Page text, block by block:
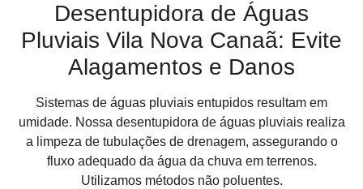
Desentupidora de Águas
Pluviais Vila Nova Canaã: Evite
Alagamentos e Danos
Sistemas de águas pluviais entupidos resultam em
umidade. Nossa desentupidora de águas pluviais realiza
a limpeza de tubulações de drenagem, assegurando o
fluxo adequado da água da chuva em terrenos.
Utilizamos métodos não poluentes.